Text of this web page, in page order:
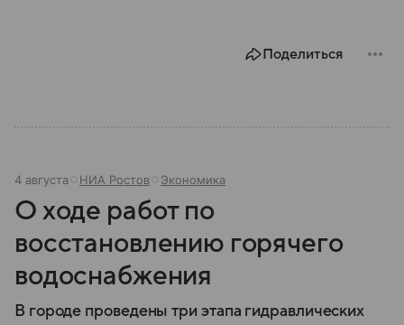
Поделиться
4 августа НИА Ростов Экономика
О ходе работ по
восстановлению горячего
водоснабжения
В городе проведены три этапа гидравлических